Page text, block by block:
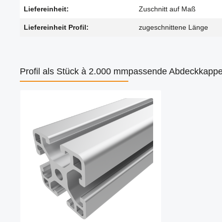
Liefereinheit: Zuschnitt auf Maß
Liefereinheit Profil: zugeschnittene Länge
Profil als Stück à 2.000 mmpassende